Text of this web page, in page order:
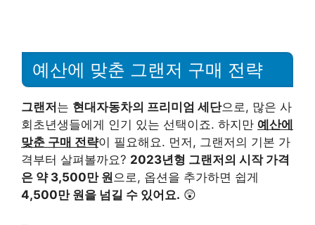
예산에 맞춘 그랜저 구매 전략
그랜저는 현대자동차의 프리미엄 세단으로, 많은 사
회초년생들에게 인기 있는 선택이죠. 하지만 예산에
맞춘 구매 전략이 필요해요. 먼저, 그랜저의 기본 가
격부터 살펴볼까요? 2023년형 그랜저의 시작 가격
은 약 3,500만 원 으로, 옵션을 추가하면 쉽게
4,500만 원을 넘길 수 있어요. 😲